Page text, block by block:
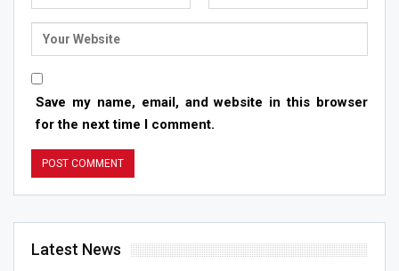
Save my name, email, and website in this browser
for the next time I comment.
Latest News